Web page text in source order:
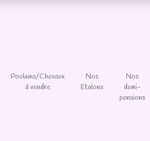
Poulains/Chevaux
à vendre
Nos
Etalons
Nos
demi-
pensions